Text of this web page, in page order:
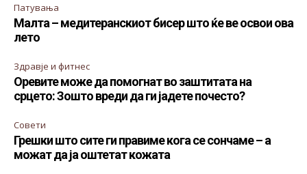
Патувања
Малта – медитеранскиот бисер што ќе ве освои ова
лето
Здравје и фитнес
Оревите може да помогнат во заштитата на
срцето: Зошто вреди да ги јадете почесто?
Совети
Грешки што сите ги правиме кога се сончаме – а
можат да ја оштетат кожата